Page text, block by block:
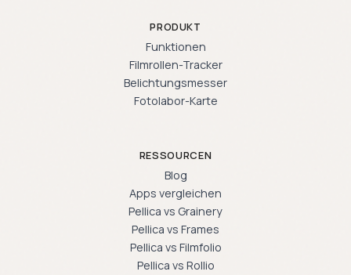
PRODUKT
Funktionen
Filmrollen-Tracker
Belichtungsmesser
Fotolabor-Karte
RESSOURCEN
Blog
Apps vergleichen
Pellica vs Grainery
Pellica vs Frames
Pellica vs Filmfolio
Pellica vs Rollio